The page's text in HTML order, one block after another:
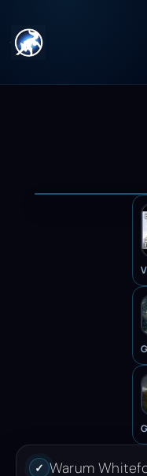
✓ Warum